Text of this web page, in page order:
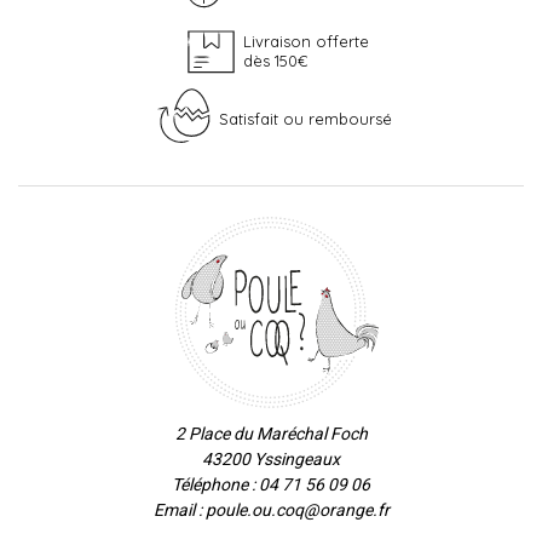
Livraison offerte
dès 150€
Satisfait ou remboursé
2 Place du Maréchal Foch
43200 Yssingeaux
Téléphone : 04 71 56 09 06
Email : poule.ou.coq@orange.fr